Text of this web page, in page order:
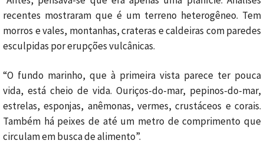
recentes mostraram que é um terreno heterogêneo. Tem
morros e vales, montanhas, crateras e caldeiras com paredes
esculpidas por erupções vulcânicas.
“O fundo marinho, que à primeira vista parece ter pouca
vida, está cheio de vida. Ouriços-do-mar, pepinos-do-mar,
estrelas, esponjas, anêmonas, vermes, crustáceos e corais.
Também há peixes de até um metro de comprimento que
circulam em busca de alimento”.